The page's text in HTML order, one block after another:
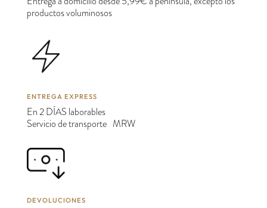
productos voluminosos
ENTREGA EXPRESS
En 2 DÍAS laborables
Servicio de transporte MRW
DEVOLUCIONES